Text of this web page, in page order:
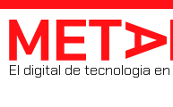
MetaData
El digital de tecnologia